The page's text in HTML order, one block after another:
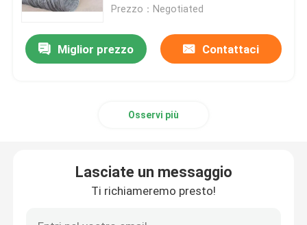
Prezzo：Negotiated
Miglior prezzo Contattaci
Osservi più
Lasciate un messaggio
Ti richiameremo presto!